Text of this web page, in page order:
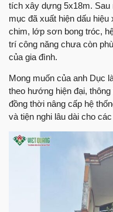
tích xây dựng 5x18m. Sau
mục đã xuất hiện dấu
chim, lớp sơn bong tróc,
trí công năng chưa còn
của gia đình.
Mong muốn của anh Dục
theo hướng hiện đại,
đồng thời nâng cấp hệ
và tiện nghi lâu dài cho